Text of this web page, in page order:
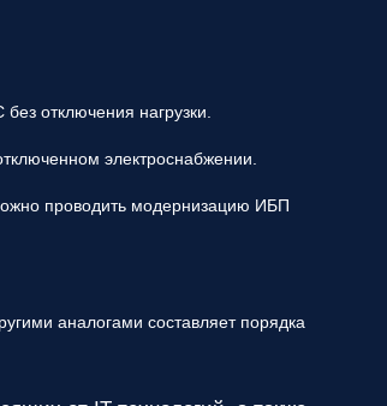
отключения нагрузки.
электроснабжении.
проводить модернизацию ИБП
аналогами составляет порядка